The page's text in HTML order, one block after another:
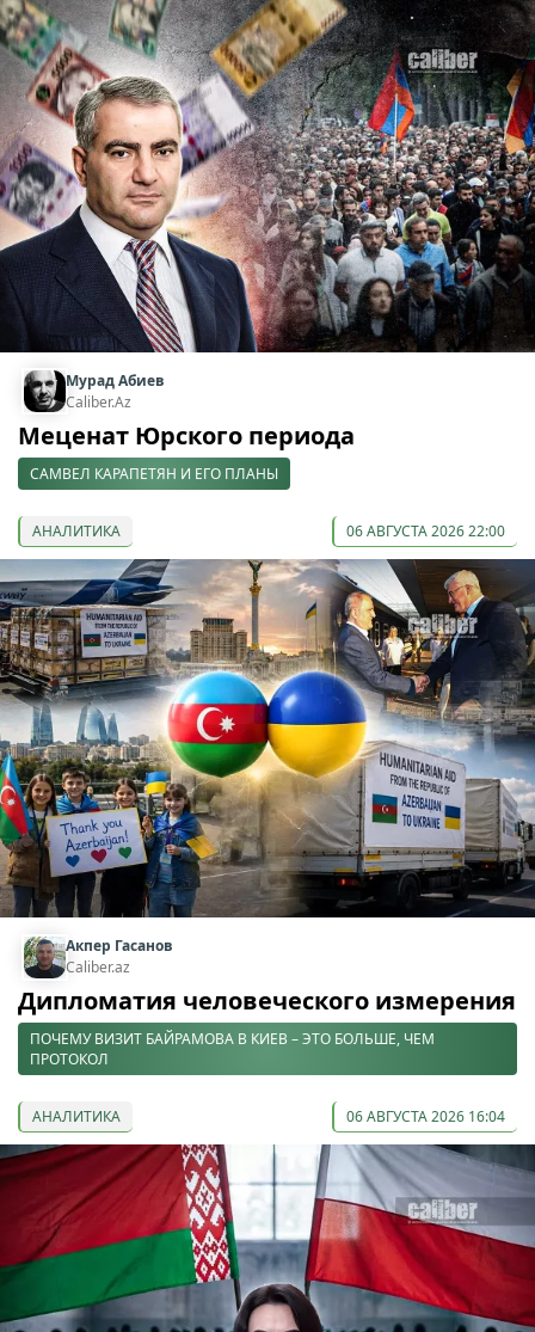
Мурад Абиев
Caliber.Az
Меценат Юрского периода
САМВЕЛ КАРАПЕТЯН И ЕГО ПЛАНЫ
АНАЛИТИКА 06 АВГУСТА 2026 22:00
Акпер Гасанов
Caliber.az
Дипломатия человеческого измерения
ПОЧЕМУ ВИЗИТ БАЙРАМОВА В КИЕВ – ЭТО БОЛЬШЕ, ЧЕМ
ПРОТОКОЛ
АНАЛИТИКА 06 АВГУСТА 2026 16:04